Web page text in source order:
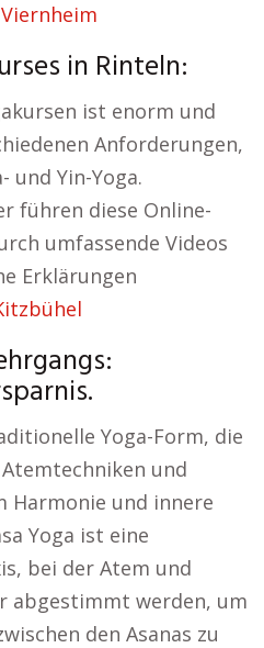
in Rinteln:
ist enorm und
Anforderungen,
und Yin-Yoga.
führen diese Online-
umfassende Videos
Erklärungen
Yoga-Form, die
und
Harmonie und innere
Yoga ist eine
bei der Atem und
abgestimmt werden, um
den Asanas zu